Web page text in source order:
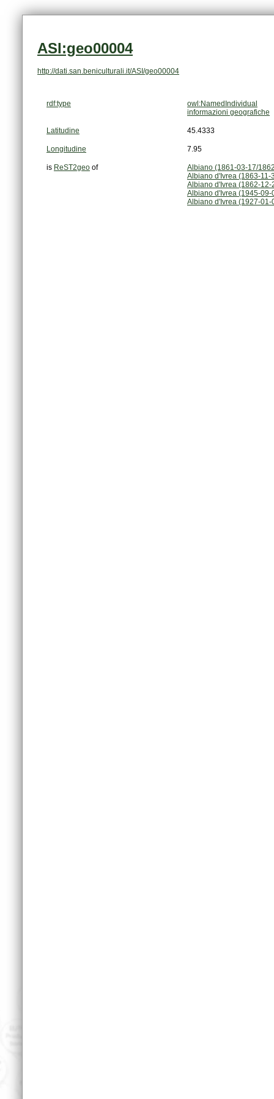
ASI:geo00004
http://dati.san.beniculturali.it/ASI/geo00004
rdf:type
owl:NamedIndividual
informazioni geografiche
Latitudine 45.4333
Longitudine 7.95
is ReST2geo of
Albiano (1861-03-17/
Albiano d'Ivrea (1863-11-
Albiano d'Ivrea (1862-
Albiano d'Ivrea (1945-09-
Albiano d'Ivrea (1927-